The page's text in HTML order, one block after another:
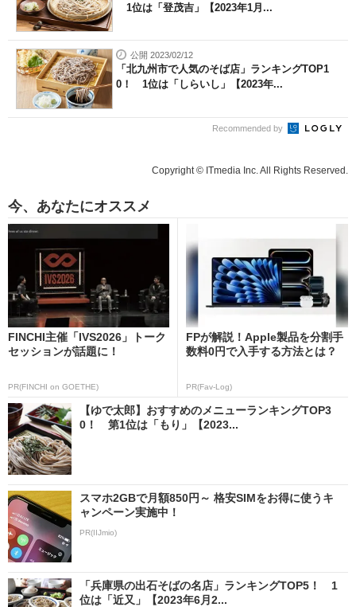
1位は「登茂吉」【2023年1月...
公開 2023/02/12
「北九州市で人気のそば店」ランキングTOP1
0！ 1位は「しらいし」【2023年...
Recommended by
Copyright © ITmedia Inc. All Rights Reserved.
今、あなたにオススメ
FINCHI主催「IVS2026」トーク
セッションが話題に！
PR(FINCHI on GOETHE)
FPが解説！Apple製品を分割手
数料0円で入手する方法とは？
PR(Fav-Log)
【ゆで太郎】おすすめのメニューランキングTOP3
0！ 第1位は「もり」【2023...
スマホ2GBで月額850円～ 格安SIMをお得に使うキ
ャンペーン実施中！
PR(IIJmio)
「兵庫県の出石そばの名店」ランキングTOP5！ 1
位は「近又」【2023年6月2...